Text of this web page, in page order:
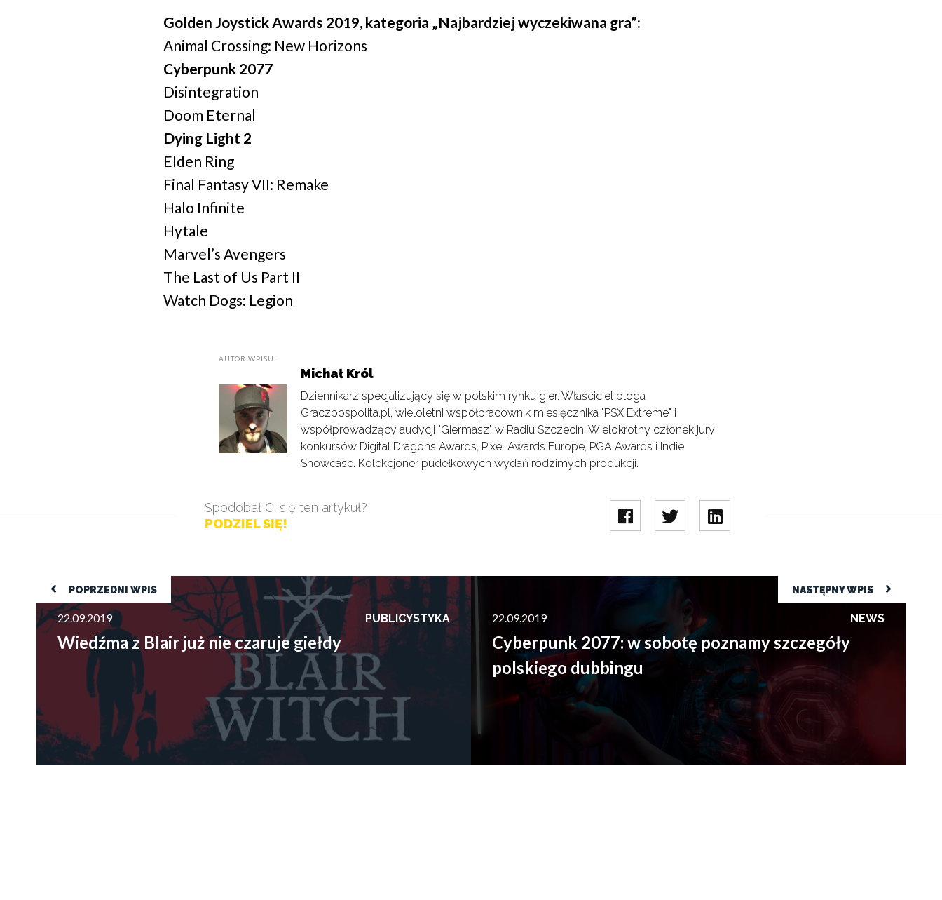
Golden Joystick Awards 2019, kategoria „Najbardziej wyczekiwana gra”:
Animal Crossing: New Horizons
Cyberpunk 2077
Disintegration
Doom Eternal
Dying Light 2
Elden Ring
Final Fantasy VII: Remake
Halo Infinite
Hytale
Marvel’s Avengers
The Last of Us Part II
Watch Dogs: Legion
AUTOR WPISU:
Michał Król
Dziennikarz specjalizujący się w polskim rynku gier. Właściciel bloga
Graczpospolita.pl, wieloletni współpracownik miesięcznika "PSX Extreme" i
współprowadzący audycji "Giermasz" w Radiu Szczecin. Wielokrotny członek jury
konkursów Digital Dragons Awards, Pixel Awards Europe, PGA Awards i Indie
Showcase. Kolekcjoner pudełkowych wydań rodzimych produkcji.
Spodobał Ci się ten artykuł?
PODZIEL SIĘ!
Wiedźma z Blair już nie czaruje giełdy
22.09.2019 PUBLICYSTYKA
Wiedźma z Blair już nie czaruje giełdy
POPRZEDNI WPIS
22.09.2019 NEWS
Cyberpunk 2077: w sobotę poznamy szczegóły
polskiego dubbingu
NASTĘPNY WPIS